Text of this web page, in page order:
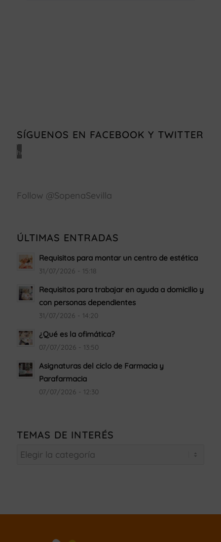
SÍGUENOS EN FACEBOOK Y TWITTER
acuerdo»
para
habilitar
cookies
Follow @SopenaSevilla
ÚLTIMAS ENTRADAS
Requisitos para montar un centro de estética
31/07/2026 - 15:18
Requisitos para trabajar en ayuda a domicilio y
con personas dependientes
31/07/2026 - 14:20
¿Qué es la ofimática?
07/07/2026 - 13:50
Asignaturas del ciclo de Farmacia y
Parafarmacia
07/07/2026 - 12:30
TEMAS DE INTERÉS